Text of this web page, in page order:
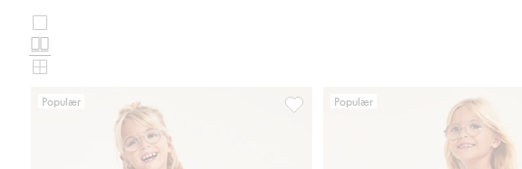
Velg
oppsett
for
produktkort
Populær
Bukser i ribbet velour, Legg til i favoriter
Populær